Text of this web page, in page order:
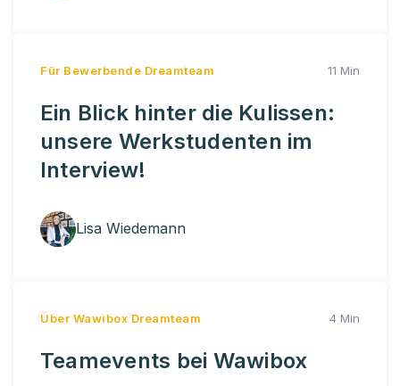
Für Bewerbende Dreamteam 11 Min
Ein Blick hinter die Kulissen:
unsere Werkstudenten im
Interview!
Lisa Wiedemann
Über Wawibox Dreamteam 4 Min
Teamevents bei Wawibox